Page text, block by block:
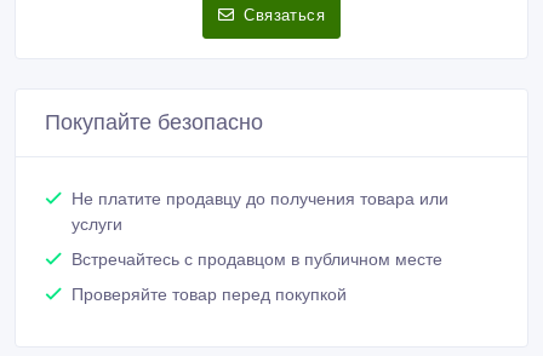
Связаться
Покупайте безопасно
Не платите продавцу до получения товара или
услуги
Встречайтесь с продавцом в публичном месте
Проверяйте товар перед покупкой